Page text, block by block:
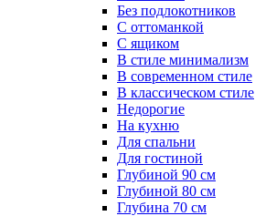
Без подлокотников
С оттоманкой
С ящиком
В стиле минимализм
В современном стиле
В классическом стиле
Недорогие
На кухню
Для спальни
Для гостиной
Глубиной 90 см
Глубиной 80 см
Глубина 70 см